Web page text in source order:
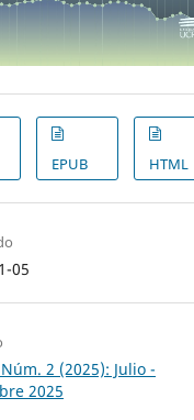
EPUB HTML
05
2 (2025): Julio -
2025